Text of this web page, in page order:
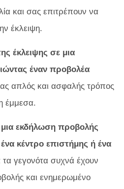
και σας επιτρέπουν να
έκλειψη.
έκλειψης σε μια
έναν προβολέα
απλός και ασφαλής τρόπος
έμμεσα.
εκδήλωση προβολής
κέντρο επιστήμης ή ένα
τα γεγονότα συχνά έχουν
και ενημερωμένο